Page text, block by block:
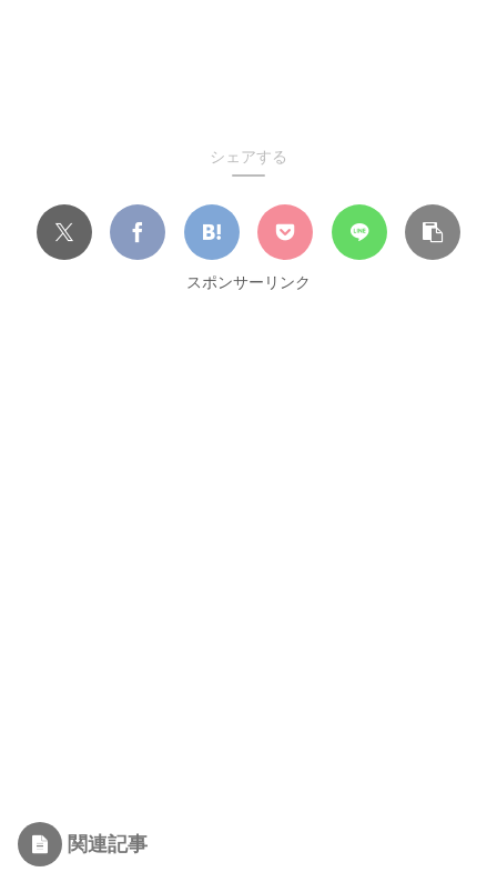
シェアする
スポンサーリンク
関連記事